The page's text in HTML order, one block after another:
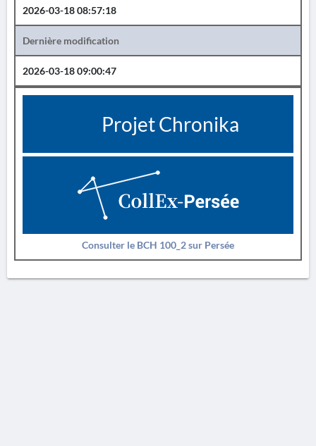
2026-03-18 08:57:18
Dernière modification
2026-03-18 09:00:47
Projet Chronika
Consulter le BCH 100_2 sur Persée